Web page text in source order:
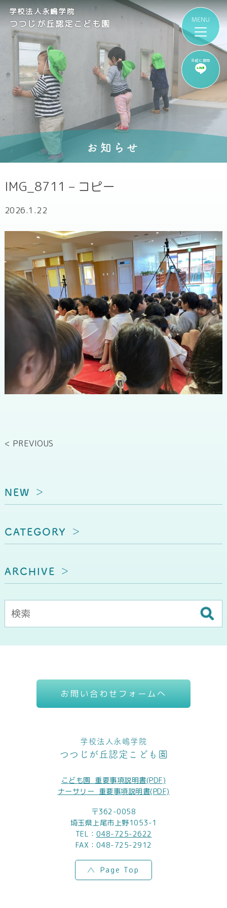
気軽に質問
学校法人永嶋学院
つつじが丘認定こども園
お知らせ
IMG_8711 – コピー
2026.1.22
< PREVIOUS
NEW
CATEGORY
ARCHIVE
お問い合わせフォームへ
学校法人永嶋学院
つつじが丘認定こども園
こども園_重要事項説明書(PDF)
ナーサリー_重要事項説明書(PDF)
〒362-0058
埼玉県上尾市上野1053-1
TEL： 048-725-2622
FAX：048-725-2912
Page Top